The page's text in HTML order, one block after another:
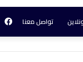
تواصل معنا